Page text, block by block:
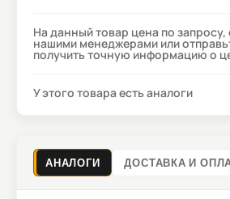
На данный товар цена по запросу,
нашими менеджерами или
получить точную информацию о
У этого товара есть аналоги
АНАЛОГИ ДОСТАВКА И